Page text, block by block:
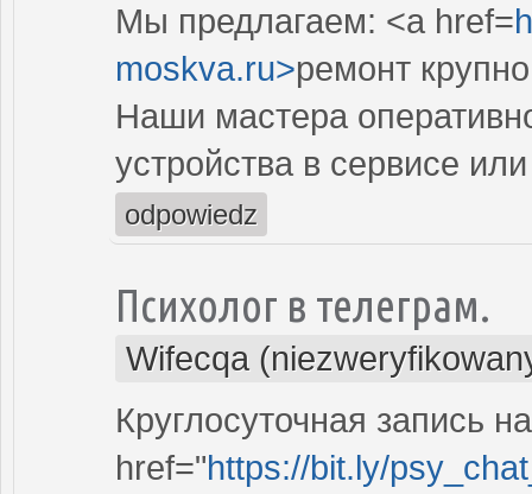
Мы предлагаем: <a href=
moskva.ru>ремонт
Наши мастера
устройства в сервисе
odpowiedz
Психолог в телеграм.
Wifecqa
Круглосуточная запись
href="https://bit.ly/